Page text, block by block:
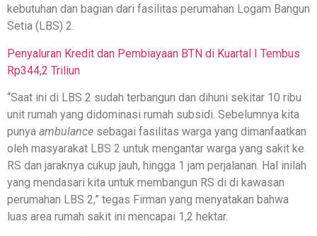
kebutuhan dan bagian dari fasilitas perumahan Logam Bangun
Setia (LBS) 2.
Penyaluran Kredit dan Pembiayaan BTN di Kuartal I Tembus
Rp344,2 Triliun
“Saat ini di LBS 2 sudah terbangun dan dihuni sekitar 10 ribu
unit rumah yang didominasi rumah subsidi. Sebelumnya kita
punya ambulance sebagai fasilitas warga yang dimanfaatkan
oleh masyarakat LBS 2 untuk mengantar warga yang sakit ke
RS dan jaraknya cukup jauh, hingga 1 jam perjalanan. Hal inilah
yang mendasari kita untuk membangun RS di di kawasan
perumahan LBS 2,” tegas Firman yang menyatakan bahwa
luas area rumah sakit ini mencapai 1,2 hektar.